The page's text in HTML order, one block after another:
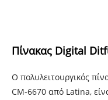
Πίνακας Digital
Ο πολυλειτουργικός
CM-6670 από Latina,